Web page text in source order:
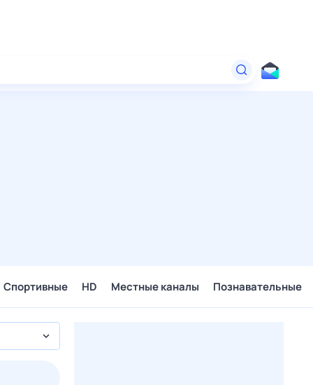
Спортивные HD Местные каналы Познавательные